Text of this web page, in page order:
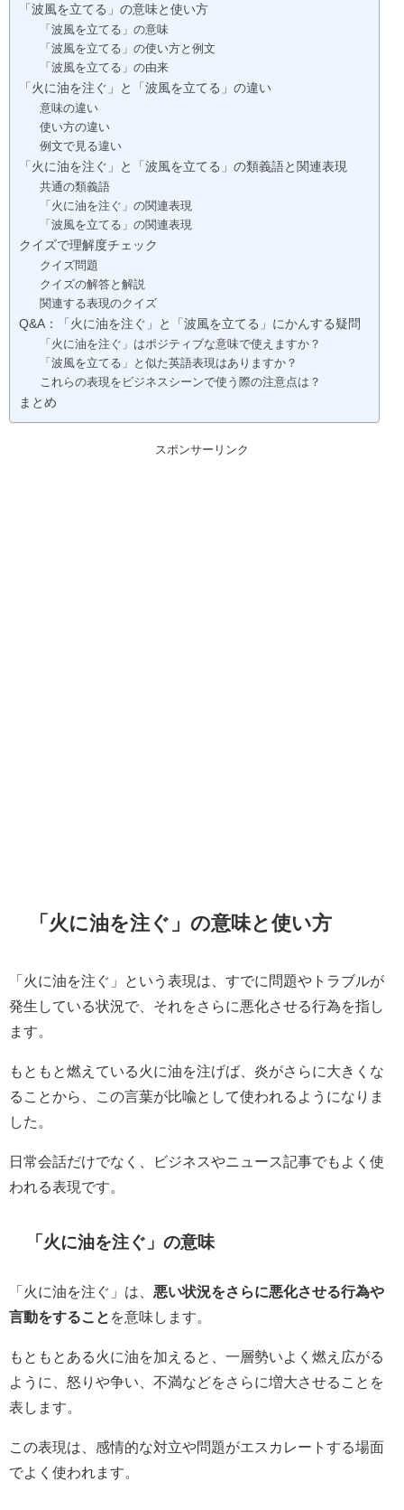
「波風を立てる」の意味と使い方
「波風を立てる」の意味
「波風を立てる」の使い方と例文
「波風を立てる」の由来
「火に油を注ぐ」と「波風を立てる」の違い
意味の違い
使い方の違い
例文で見る違い
「火に油を注ぐ」と「波風を立てる」の類義語と関連表現
共通の類義語
「火に油を注ぐ」の関連表現
「波風を立てる」の関連表現
クイズで理解度チェック
クイズ問題
クイズの解答と解説
関連する表現のクイズ
Q&A：「火に油を注ぐ」と「波風を立てる」にかんする疑問
「火に油を注ぐ」はポジティブな意味で使えますか？
「波風を立てる」と似た英語表現はありますか？
これらの表現をビジネスシーンで使う際の注意点は？
まとめ
スポンサーリンク
「火に油を注ぐ」の意味と使い方
「火に油を注ぐ」という表現は、すでに問題やトラブルが
発生している状況で、それをさらに悪化させる行為を指し
ます。
もともと燃えている火に油を注げば、炎がさらに大きくな
ることから、この言葉が比喩として使われるようになりま
した。
日常会話だけでなく、ビジネスやニュース記事でもよく使
われる表現です。
「火に油を注ぐ」の意味
「火に油を注ぐ」は、 悪い状況をさらに悪化させる行為や
言動をすること を意味します。
もともとある火に油を加えると、一層勢いよく燃え広がる
ように、怒りや争い、不満などをさらに増大させることを
表します。
この表現は、感情的な対立や問題がエスカレートする場面
でよく使われます。